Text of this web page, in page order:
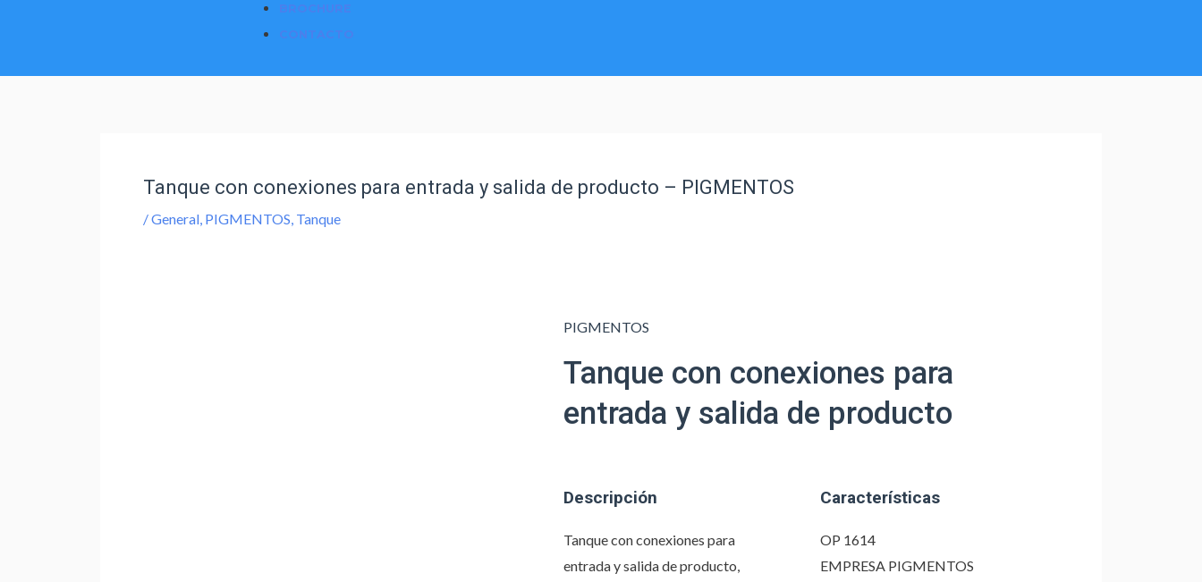
BROCHURE
CONTACTO
Tanque con conexiones para entrada y salida de producto – PIGMENTOS
/General, PIGMENTOS, Tanque
PIGMENTOS
Tanque con conexiones para
entrada y salida de producto
Descripción
Tanque con conexiones para
entrada y salida de producto,
Características
OP 1614
EMPRESA PIGMENTOS